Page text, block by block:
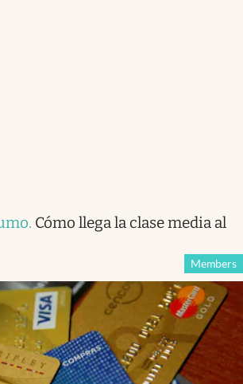
. Cómo llega la clase media al
Members